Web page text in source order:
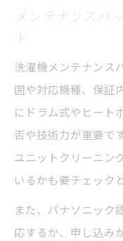
メンテナンスパ
ト
洗濯機メンテナンス
囲や対応機種、保証
にドラム式やヒート
否や技術力が重要で
ユニットクリーニン
いるかも要チェック
また、パナソニック
応するか、申し込み